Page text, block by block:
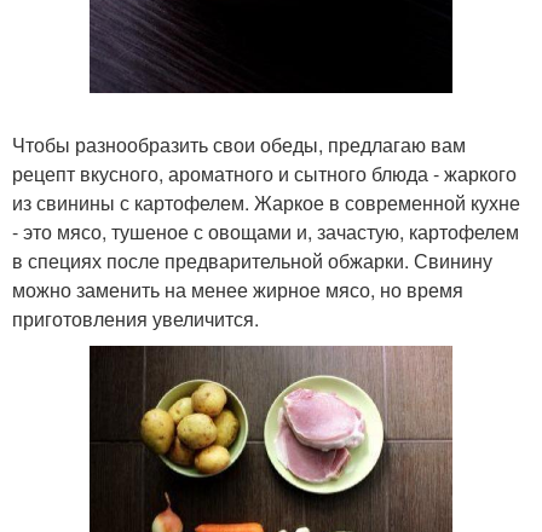
Чтобы разнообразить свои обеды, предлагаю вам
рецепт вкусного, ароматного и сытного блюда - жаркого
из свинины с картофелем. Жаркое в современной кухне
- это мясо, тушеное с овощами и, зачастую, картофелем
в специях после предварительной обжарки. Свинину
можно заменить на менее жирное мясо, но время
приготовления увеличится.